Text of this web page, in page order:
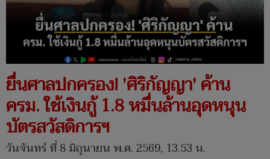
ยื่นศาลปกครอง! 'ศิริกัญญา' ค้าน
ครม. ใช้เงินกู้ 1.8 หมื่นล้านอุดหนุน
บัตรสวัสดิการฯ
วันจันทร์ ที่ 8 มิถุนายน พ.ศ. 2569, 13.53 น.